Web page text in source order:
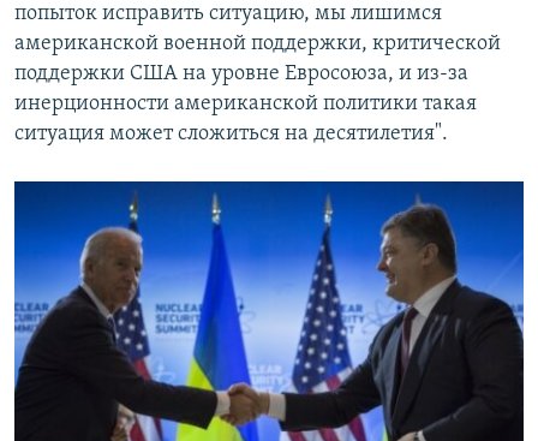
попыток исправить ситуацию, мы лишимся
американской военной поддержки, критической
поддержки США на уровне Евросоюза, и из-за
инерционности американской политики такая
ситуация может сложиться на десятилетия".